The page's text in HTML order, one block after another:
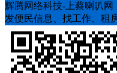
辉腾网络科技-上蔡喇叭网
发便民信息、找工作、租